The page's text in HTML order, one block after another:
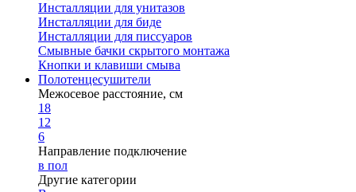
Инсталляции для унитазов
Инсталляции для биде
Инсталляции для писсуаров
Смывные бачки скрытого монтажа
Кнопки и клавиши смыва
Полотенцесушители
Межосевое расстояние, см
18
12
6
Направление подключение
в пол
Другие категории